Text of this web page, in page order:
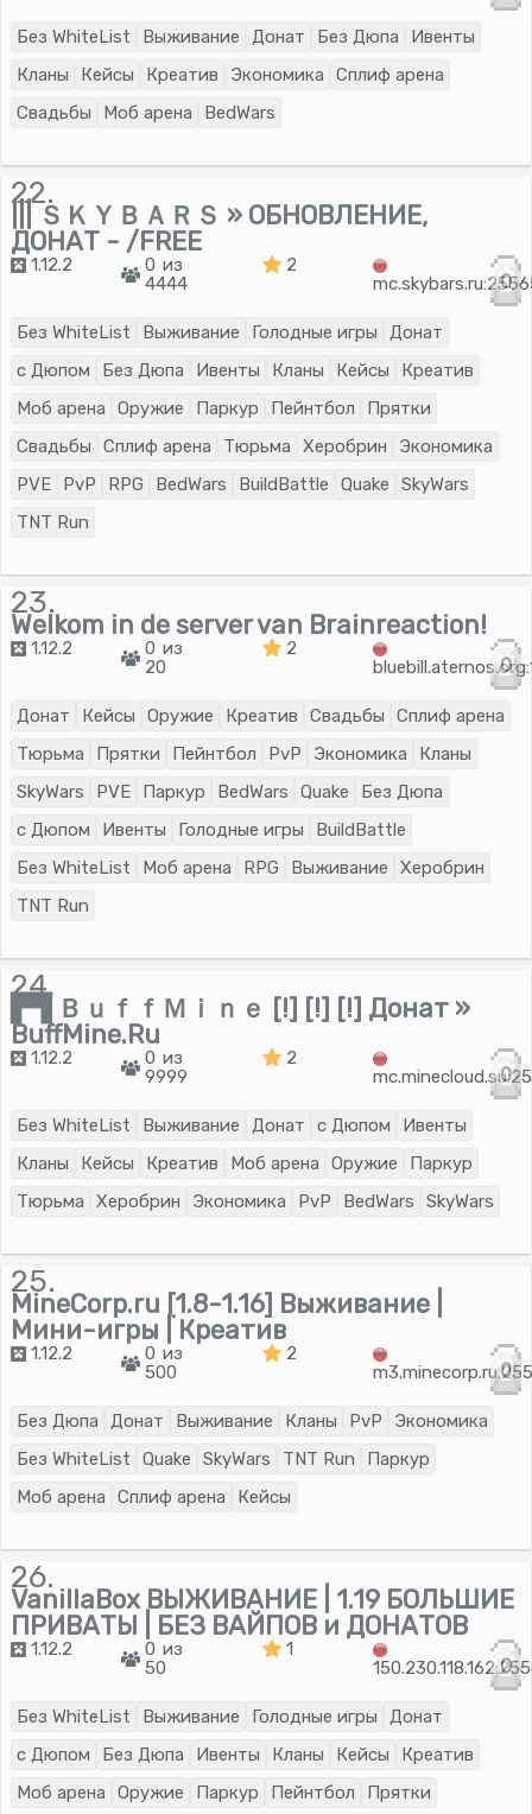
Без WhiteList Выживание Донат Без Дюпа
Ивенты
Кланы
Кейсы Креатив Экономика
Сплиф арена
Свадьбы
Моб арена BedWars
22.
||| ＳＫＹＢＡＲＳ » ОБНОВЛЕНИЕ,
ДОНАТ - /FREE
1.12.2
0 из
4444
2
0
Без WhiteList Выживание Голодные игры
Донат
с Дюпом
Без Дюпа Ивенты Кланы Кейсы
Креатив
Моб арена
Оружие Паркур Пейнтбол
Прятки
Свадьбы
Сплиф арена Тюрьма Херобрин
Экономика
PVE
PvP RPG BedWars BuildBattle Quake
SkyWars
TNT Run
23.
Welkom in de server van Brainreaction!
1.12.2
0 из
20
2
0
Донат Кейсы Оружие Креатив Свадьбы
Сплиф арена
Тюрьма
Прятки Пейнтбол PvP Экономика
Кланы
SkyWars
PVE Паркур BedWars Quake
Без Дюпа
с Дюпом
Ивенты Голодные игры
BuildBattle
Без WhiteList
Моб арена RPG Выживание
Херобрин
TNT Run
24.
▛▜ ＢｕｆｆＭｉｎｅ [!] [!] [!] Донат »
BuffMine.Ru
1.12.2
0 из
9999
2
0
Без WhiteList Выживание Донат с Дюпом
Ивенты
Кланы
Кейсы Креатив Моб арена Оружие
Паркур
Тюрьма
Херобрин Экономика PvP BedWars SkyWars
25.
MineCorp.ru [1.8-1.16] Выживание |
Мини-игры | Креатив
1.12.2
0 из
500
2
0
Без Дюпа Донат Выживание Кланы PvP
Экономика
Без WhiteList
Quake SkyWars TNT Run
Паркур
Моб арена
Сплиф арена Кейсы
26.
VanillaBox ВЫЖИВАНИЕ | 1.19 БОЛЬШИЕ
ПРИВАТЫ | БЕЗ ВАЙПОВ и ДОНАТОВ
1.12.2
0 из
50
1
0
Без WhiteList Выживание Голодные игры
Донат
с Дюпом
Без Дюпа Ивенты Кланы Кейсы
Креатив
Моб арена
Оружие Паркур Пейнтбол Прятки